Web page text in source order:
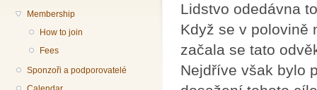
Membership
How to join
Fees
Sponzoři a podporovatelé
Lidstvo odedávna
Když se v polovině
začala se tato
Nejdříve však bylo